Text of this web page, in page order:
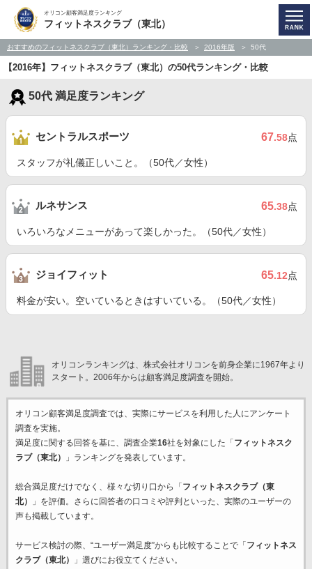
オリコン顧客満足度ランキング
フィットネスクラブ（東北）
おすすめのフィットネスクラブ（東北）ランキング・比較 2016年版 50代
【2016年】フィットネスクラブ（東北）の50代ランキング・比較
50代 満足度ランキング
セントラルスポーツ 67.58点
スタッフが礼儀正しいこと。（50代／女性）
ルネサンス 65.38点
いろいろなメニューがあって楽しかった。（50代／女性）
ジョイフィット 65.12点
料金が安い。空いているときはすいている。（50代／女性）
オリコンランキングは、株式会社オリコンを前身企業に1967年より
スタート。2006年からは顧客満足度調査を開始。
オリコン顧客満足度調査では、実際にサービスを利用した 人にアンケート
調査を実施。
満足度に関する回答を基に、調査企業16社を対象にした「 フィットネスク
ラブ（東北）
」ランキングを発表しています。
総合満足度だけでなく、様々な切り口から「 フィットネスクラブ（東
北）
」を評価。さらに回答者の口コミや評判といった、実際のユーザーの
声も掲載しています。
サービス検討の際、“ユーザー満足度”からも比較することで「 フィットネス
クラブ（東北）
」選びにお役立てください。